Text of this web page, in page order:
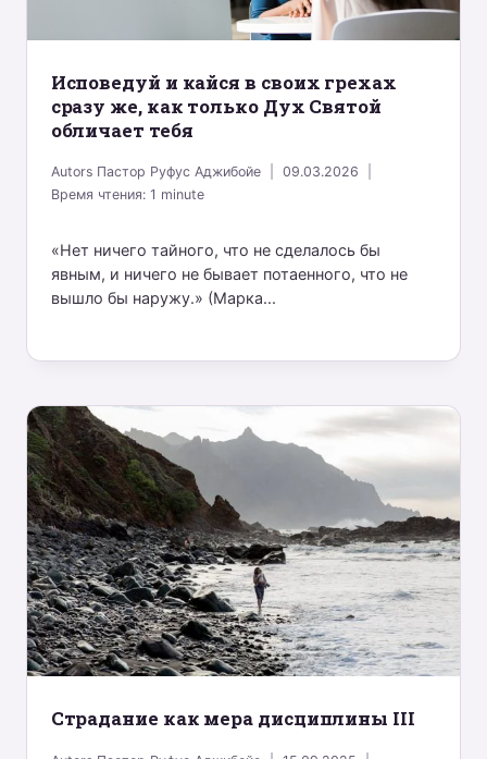
Исповедуй и кайся в своих грехах
сразу же, как только Дух Святой
обличает тебя
Autors Пастор Руфус Аджибойе
09.03.2026
Время чтения:1 minute
«Нет ничего тайного, что не сделалось бы
явным, и ничего не бывает потаенного, что не
вышло бы наружу.» (Марка...
Страдание как мера дисциплины III